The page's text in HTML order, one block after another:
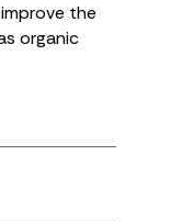
the
organic